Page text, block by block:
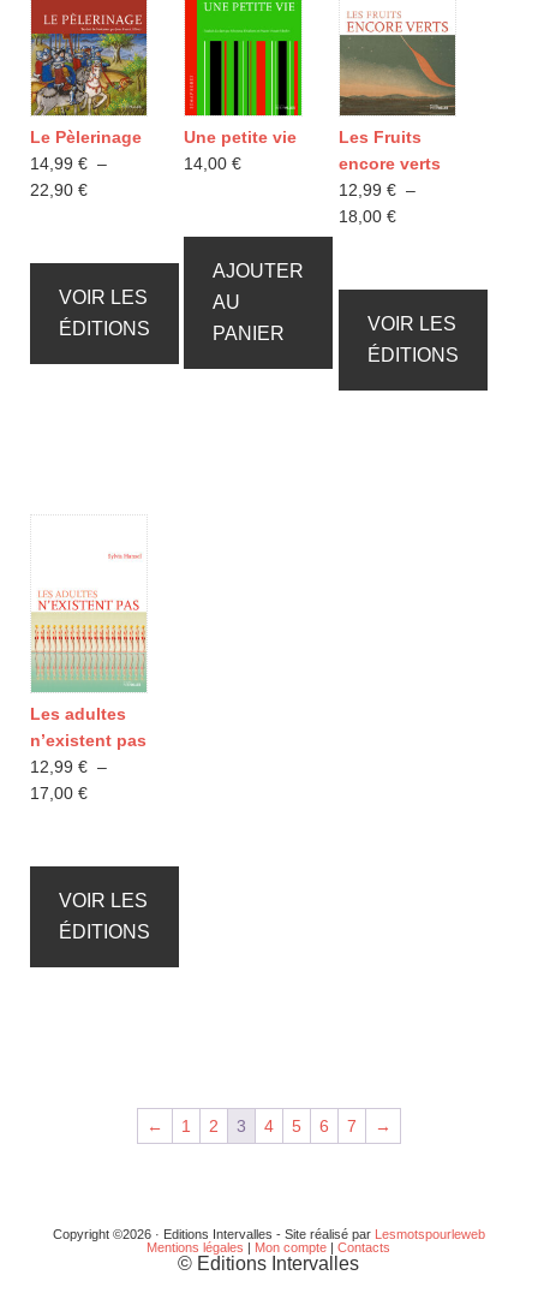
Le Pèlerinage
14,99 € –
22,90 €Plage
14,99 €
à
22,90 €
VOIR LES
ÉDITIONS
Une petite vie
14,00€
AJOUTER
AU
PANIER
Les Fruits
encore verts
12,99 € –
18,00 €Plage
12,99 €
à
18,00 €
VOIR LES
ÉDITIONS
Les adultes
n’existent pas
12,99 € –
17,00 €Plage
12,99 €
à
17,00 €
VOIR LES
ÉDITIONS
← 1 2 3 4 5 6 7 →
Copyright ©2026 · Editions Intervalles - Site réalisé par Lesmotspourleweb
Mentions légales | Mon compte |Contacts
© Editions Intervalles